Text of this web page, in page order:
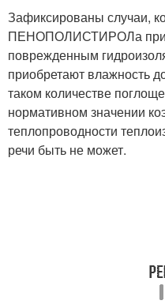
Зафиксированы случаи,
ПЕНОПОЛИСТИРОЛа при
поврежденным
приобретают влажность
таком количестве
нормативном значении
теплопроводности
речи быть не может.